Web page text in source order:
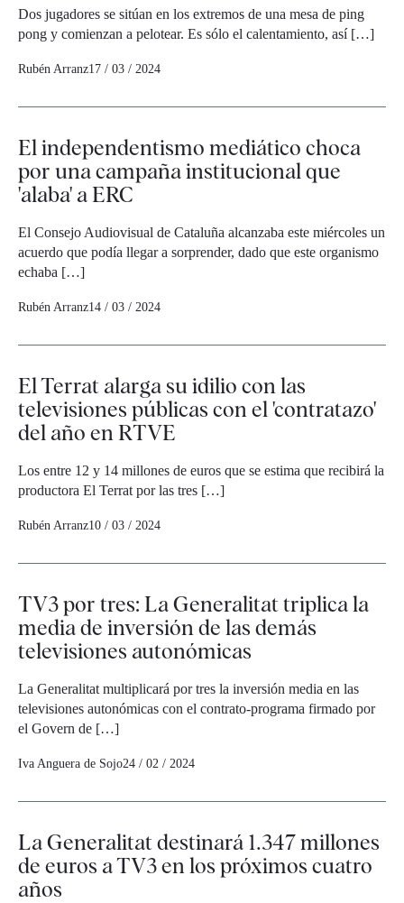
Dos jugadores se sitúan en los extremos de una mesa de ping
pong y comienzan a pelotear. Es sólo el calentamiento, así […]
Rubén Arranz17 / 03 / 2024
El independentismo mediático choca
por una campaña institucional que
'alaba' a ERC
El Consejo Audiovisual de Cataluña alcanzaba este miércoles un
acuerdo que podía llegar a sorprender, dado que este organismo
echaba […]
Rubén Arranz14 / 03 / 2024
El Terrat alarga su idilio con las
televisiones públicas con el 'contratazo'
del año en RTVE
Los entre 12 y 14 millones de euros que se estima que recibirá la
productora El Terrat por las tres […]
Rubén Arranz10 / 03 / 2024
TV3 por tres: La Generalitat triplica la
media de inversión de las demás
televisiones autonómicas
La Generalitat multiplicará por tres la inversión media en las
televisiones autonómicas con el contrato-programa firmado por
el Govern de […]
Iva Anguera de Sojo24 / 02 / 2024
La Generalitat destinará 1.347 millones
de euros a TV3 en los próximos cuatro
años